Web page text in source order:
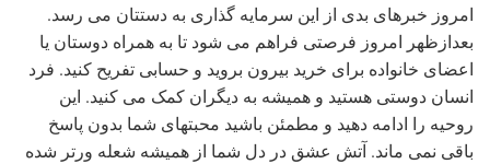
امروز خبرهای بدی از این سرمایه گذاری به دستتان می رسد.
بعدازظهر امروز فرصتی فراهم می شود تا به همراه دوستان یا
اعضای خانواده برای خرید بیرون بروید و حسابی تفریح کنید. فرد
انسان دوستی هستید و همیشه به دیگران کمک می کنید. این
روحیه را ادامه دهید و مطمئن باشید محبتهای شما بدون پاسخ
باقی نمی ماند. آتش عشق در دل شما از همیشه شعله ورتر شده